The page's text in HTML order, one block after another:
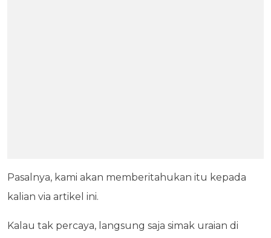
Pasalnya, kami akan memberitahukan itu kepada
kalian via artikel ini.
Kalau tak percaya, langsung saja simak uraian di